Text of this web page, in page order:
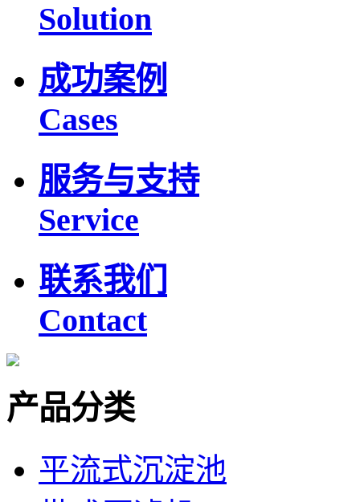
Solution
成功案例
Cases
服务与支持
Service
联系我们
Contact
产品分类
平流式沉淀池